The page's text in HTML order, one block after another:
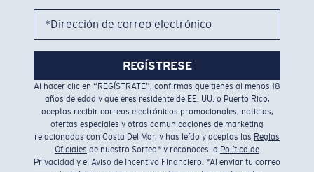
*Dirección de correo electrónico
REGÍSTRESE
Al hacer clic en “REGÍSTRATE”, confirmas que tienes al menos 18
años de edad y que eres residente de EE. UU. o Puerto Rico,
aceptas recibir correos electrónicos promocionales, noticias,
ofertas especiales y otras comunicaciones de marketing
relacionadas con Costa Del Mar, y has leído y aceptas las Reglas
Oficiales de nuestro Sorteo* y reconoces la Política de
Privacidad y el Aviso de Incentivo Financiero. *Al enviar tu correo